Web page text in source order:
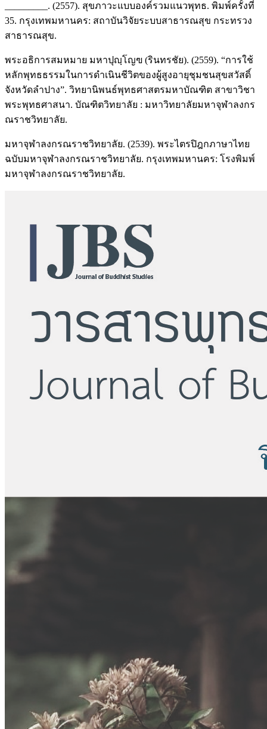
_________. (2557). สุขภาวะแบบองค์รวมแนวพุทธ. พิมพ์ครั้งที่
35. กรุงเทพมหานคร: สถาบันวิจัยระบบสาธารณสุข กระทรวง
สาธารณสุข.
พระอธิการสมหมาย มหาปุญฺโญฃ (รินทรชัย). (2559). “การใช้
หลักพุทธธรรมในการดำเนินชีวิตของผู้สูงอายุชุมชนสุขสวัสดิ์
จังหวัดลำปาง”. วิทยานิพนธ์พุทธศาสตรมหาบัณฑิต สาขาวิชา
พระพุทธศาสนา. บัณฑิตวิทยาลัย : มหาวิทยาลัยมหาจุฬาลงกร
ณราชวิทยาลัย.
มหาจุฬาลงกรณราชวิทยาลัย. (2539). พระไตรปิฎกภาษาไทย
ฉบับมหาจุฬาลงกรณราชวิทยาลัย. กรุงเทพมหานคร: โรงพิมพ์
มหาจุฬาลงกรณราชวิทยาลัย.